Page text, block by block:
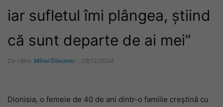
iar sufletul îmi plângea, știind
că sunt departe de ai mei”
De către Mihai Diaconu - 09/12/2024
Dionisia, o femeie de 40 de ani dintr-o familie creștină cu